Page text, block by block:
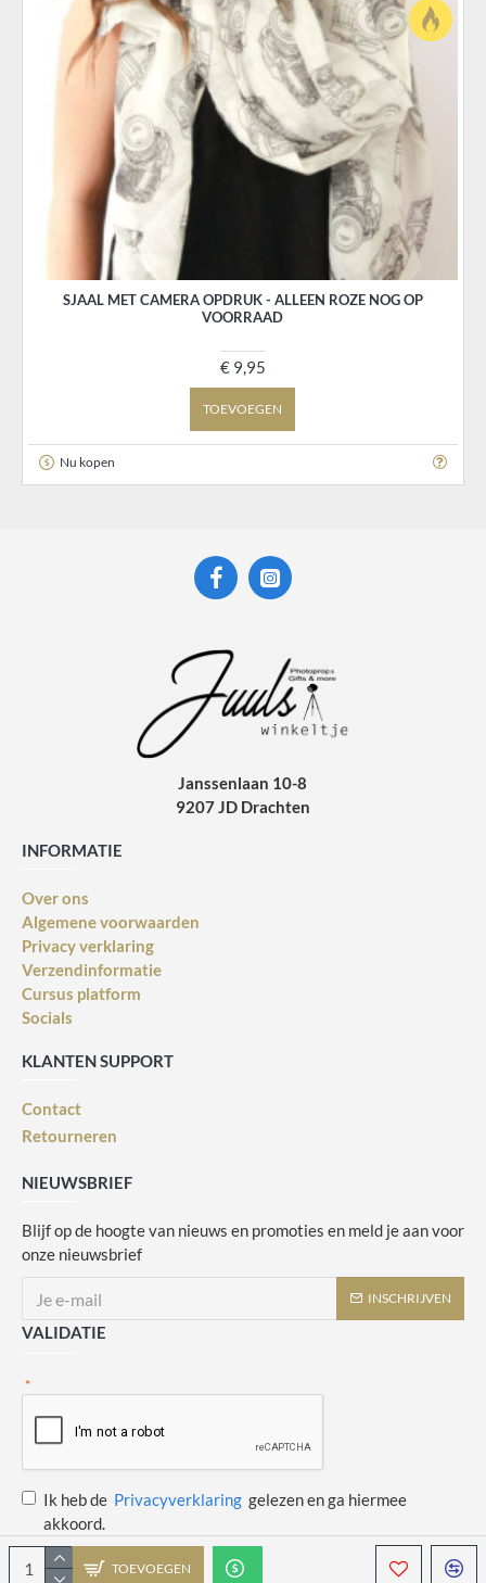
TOEVOEGEN
SJAAL MET CAMERA OPDRUK - ALLEEN ROZE NOG OP
VOORRAAD
€ 9,95
TOEVOEGEN
Nu kopen
Janssenlaan 10-8
9207 JD Drachten
INFORMATIE
Over ons
Algemene voorwaarden
Privacy verklaring
Verzendinformatie
Cursus platform
Socials
KLANTEN SUPPORT
Contact
Retourneren
NIEUWSBRIEF
Blijf op de hoogte van nieuws en promoties en meld je aan voor
onze nieuwsbrief
INSCHRIJVEN
VALIDATIE
Ik heb de Privacyverklaring gelezen en ga hiermee
akkoord.